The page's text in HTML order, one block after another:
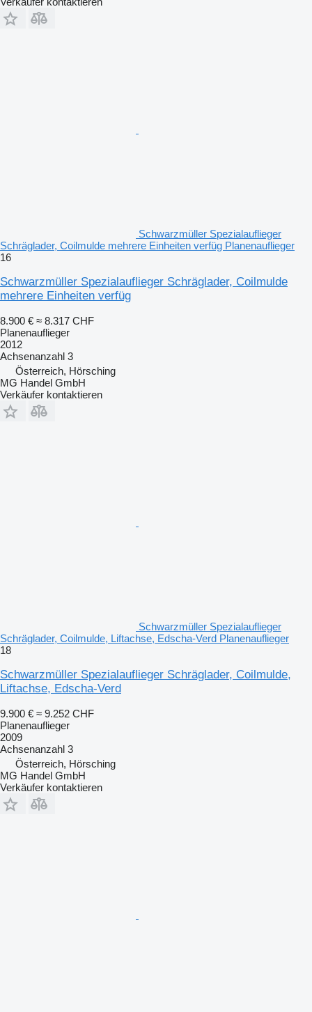
Schwarzmüller Spezialauflieger
Schräglader, Coilmulde mehrere Einheiten verfüg Planenauflieger
16
Schwarzmüller Spezialauflieger Schräglader, Coilmulde
mehrere Einheiten verfüg
8.900 € ≈ 8.317 CHF
Planenauflieger
2012
Achsenanzahl 3
Österreich, Hörsching
MG Handel GmbH
Verkäufer kontaktieren
Schwarzmüller Spezialauflieger
Schräglader, Coilmulde, Liftachse, Edscha-Verd Planenauflieger
18
Schwarzmüller Spezialauflieger Schräglader, Coilmulde,
Liftachse, Edscha-Verd
9.900 € ≈ 9.252 CHF
Planenauflieger
2009
Achsenanzahl 3
Österreich, Hörsching
MG Handel GmbH
Verkäufer kontaktieren